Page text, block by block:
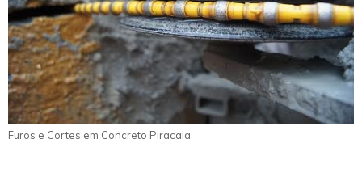
Furos e Cortes em Concreto Piracaia